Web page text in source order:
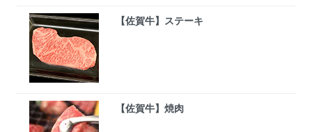
【佐賀牛】ステーキ
【佐賀牛】焼肉